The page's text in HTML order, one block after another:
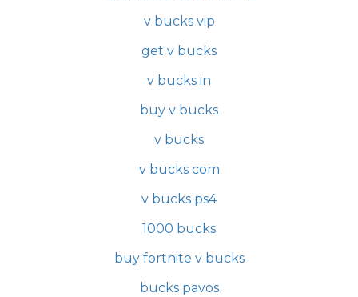
v bucks vip
get v bucks
v bucks in
buy v bucks
v bucks
v bucks com
v bucks ps4
1000 bucks
buy fortnite v bucks
bucks pavos